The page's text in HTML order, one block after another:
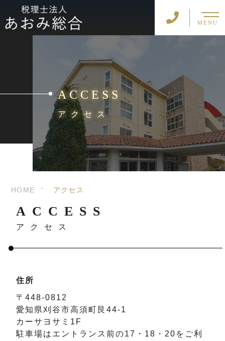
MENU
ACCESS
アクセス
HOME アクセス
ACCESS
アクセス
住所
〒448-0812
愛知県刈谷市高須町艮44-1
カーサヨサミ1F
駐車場はエントランス前の17・18・20をご利